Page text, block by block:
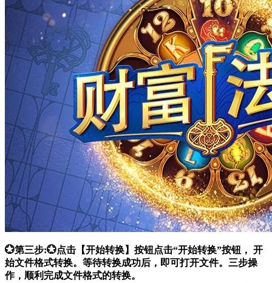
💮第三步:💮点击【开始转换】按钮点击“开始转换”按钮， 开
始文件格式转换。等待转换成功后，即可打开文件。三步操
作，顺利完成文件格式的转换。